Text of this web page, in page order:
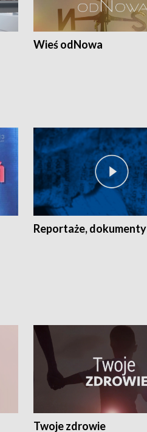
Wieś odNowa
Reportaże, dokumenty
Twoje zdrowie